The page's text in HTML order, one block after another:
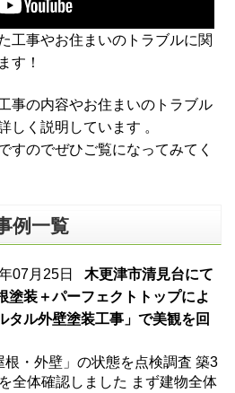
工事やお住まいのトラブルに関
す！
事の内容やお住まいのトラブル
しく説明しています 。
のでぜひご覧になってみてく
例一覧
07月25日 木更津市清見台にて
塗装＋パーフェクトトップによ
タル外壁塗装工事」で美観を回
・外壁」の状態を点検調査 築3
全体確認しました まず建物全体